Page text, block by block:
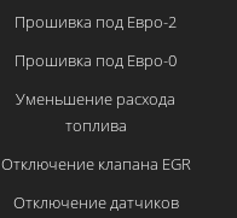
Прошивка под Евро-2
Прошивка под Евро-0
Уменьшение расхода
топлива
Отключение клапана EGR
Отключение датчиков